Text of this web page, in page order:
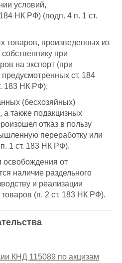
условий,
НК РФ) (подп. 4 п. 1 ст.
товаров, произведенных из
при
на экспорт (при
ст. 184
183 НК РФ);
(бесхозяйных)
а также подакцизных
отказ в пользу
переработку или
1 ст. 183 НК РФ).
освобождения от
наличие раздельного
и реализации
(п. 2 ст. 183 НК РФ).
КНД 115089 по акцизам